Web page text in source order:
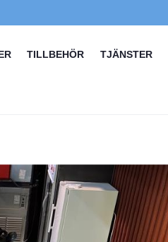
TILLBEHÖR TJÄNSTER